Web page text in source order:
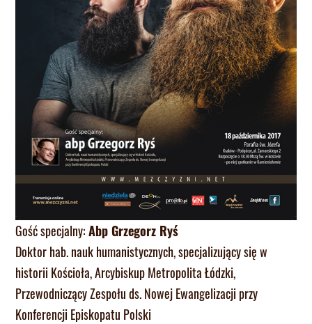
Gość specjalny:Abp Grzegorz Ryś
Doktor hab. nauk humanistycznych, specjalizujący się w
historii Kościoła, Arcybiskup Metropolita Łódzki,
Przewodniczący Zespołu ds. Nowej Ewangelizacji przy
Konferencji Episkopatu Polski